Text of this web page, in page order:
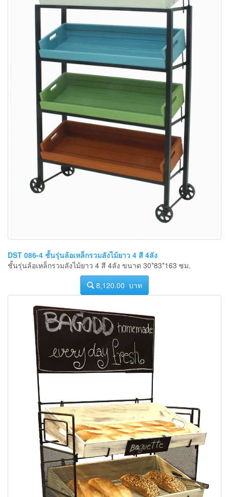
DST 086-4 ชั้นรุ่นล้อเหล็กรวมลังไม้ยาว 4 สี 4ลัง
ชั้นรุ่นล้อเหล็กรวมลังไม้ยาว 4 สี 4ลัง ขนาด 30*83*163 ซม.
8,120.00 บาท